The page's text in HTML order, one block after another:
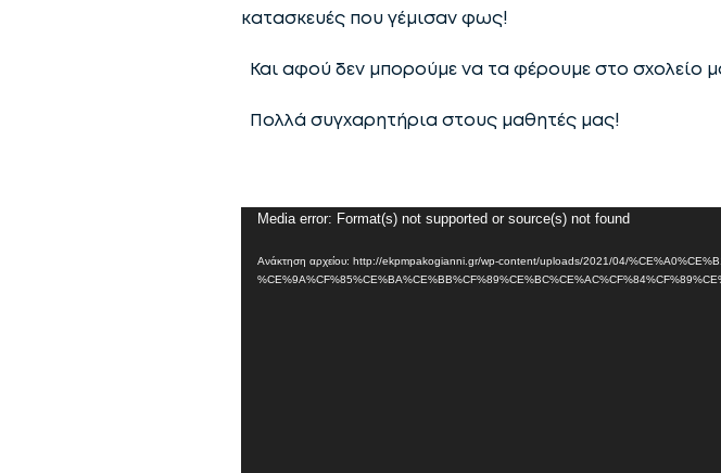
κατασκευές που γέμισαν φως!
Και αφού δεν μπορούμε να τα φέρουμε στο σχολείο
Πολλά συγχαρητήρια στους μαθητές μας!
Πρόγραμμα
Βίντεο
Media error: Format(s) not supported or source(s) not found
Ανάκτηση αρχείου: http://ekpmpakogianni.gr/wp-content/uploads/2021/04/